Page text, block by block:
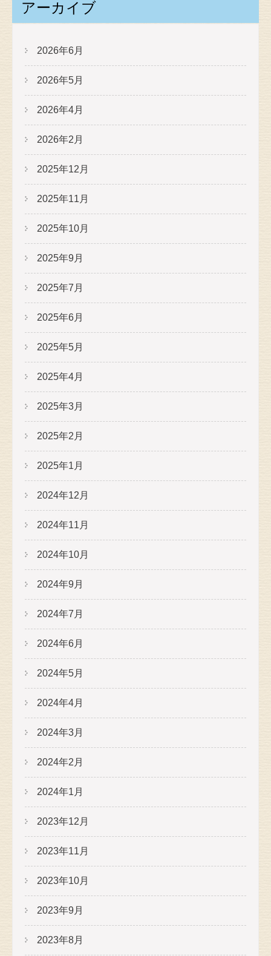
アーカイブ
2026年6月
2026年5月
2026年4月
2026年2月
2025年12月
2025年11月
2025年10月
2025年9月
2025年7月
2025年6月
2025年5月
2025年4月
2025年3月
2025年2月
2025年1月
2024年12月
2024年11月
2024年10月
2024年9月
2024年7月
2024年6月
2024年5月
2024年4月
2024年3月
2024年2月
2024年1月
2023年12月
2023年11月
2023年10月
2023年9月
2023年8月